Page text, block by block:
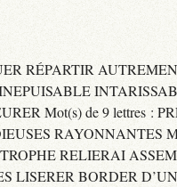
RÉPARTIR
Mot(s) de 9 lettres :
RAYONNANTES
RELIERAI
LISERER BORDER